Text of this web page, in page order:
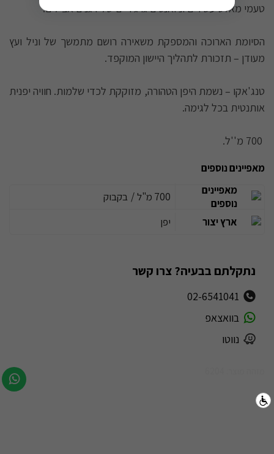
טעמי מאלט עשירים וניואנסים גרגיריים של דגנים אצילים.
הסיומת הארוכה והמספקת משאירה רושם מתמשך של וניל ועץ
מעודן – תזכורת לתהליך היישון המוקפד.
טנג'אקו – נשמת היפן הטהורה, מזוקקת לכדי שלמות. חוויה יפנית
אותנטית בכל לגימה.
מאפיינים נוספים
מאפיינים
נוספים
700 מ"ל / בקבוק
ארץ יצור
יפן
נתקלתם בבעיה? צרו קשר
02-6541041
בוואצאפ
נווטו